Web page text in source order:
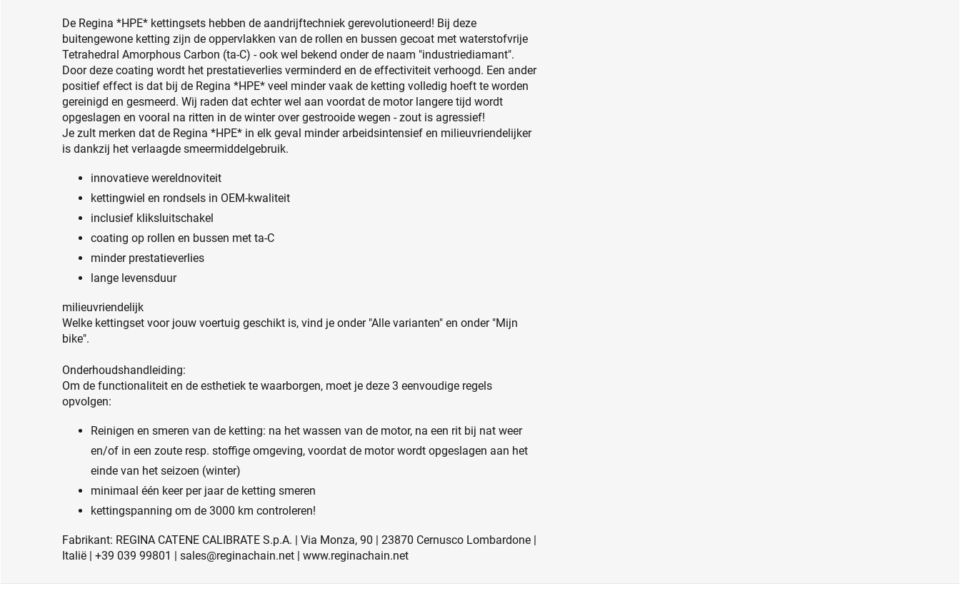
De Regina *HPE* kettingsets hebben de aandrijftechniek gerevolutioneerd! Bij deze
buitengewone ketting zijn de oppervlakken van de rollen en bussen gecoat met waterstofvrije
Tetrahedral Amorphous Carbon (ta-C) - ook wel bekend onder de naam "industriediamant".
Door deze coating wordt het prestatieverlies verminderd en de effectiviteit verhoogd. Een ander
positief effect is dat bij de Regina *HPE* veel minder vaak de ketting volledig hoeft te worden
gereinigd en gesmeerd. Wij raden dat echter wel aan voordat de motor langere tijd wordt
opgeslagen en vooral na ritten in de winter over gestrooide wegen - zout is agressief!
Je zult merken dat de Regina *HPE* in elk geval minder arbeidsintensief en milieuvriendelijker
is dankzij het verlaagde smeermiddelgebruik.
innovatieve wereldnoviteit
kettingwiel en rondsels in OEM-kwaliteit
inclusief kliksluitschakel
coating op rollen en bussen met ta-C
minder prestatieverlies
lange levensduur
milieuvriendelijk
Welke kettingset voor jouw voertuig geschikt is, vind je onder "Alle varianten" en onder "Mijn
bike".
Onderhoudshandleiding:
Om de functionaliteit en de esthetiek te waarborgen, moet je deze 3 eenvoudige regels
opvolgen:
Reinigen en smeren van de ketting: na het wassen van de motor, na een rit bij nat weer
en/of in een zoute resp. stoffige omgeving, voordat de motor wordt opgeslagen aan het
einde van het seizoen (winter)
minimaal één keer per jaar de ketting smeren
kettingspanning om de 3000 km controleren!
Fabrikant: REGINA CATENE CALIBRATE S.p.A. | Via Monza, 90 | 23870 Cernusco Lombardone |
Italië | +39 039 99801 | sales@reginachain.net | www.reginachain.net